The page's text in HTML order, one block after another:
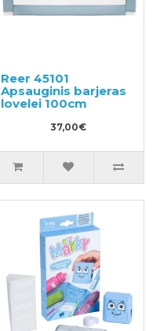
Reer 45101
Apsauginis barjeras
lovelei 100cm
37,00€